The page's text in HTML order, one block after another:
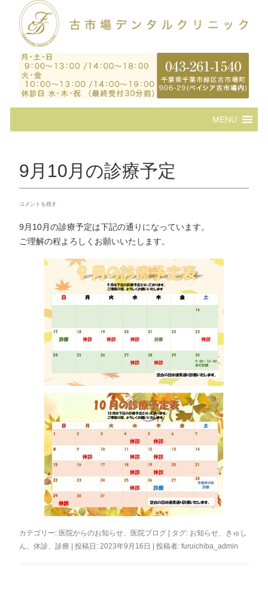
ツ
へ
ス
プ
MENU
9月10月の診療予定
コメントを残す
9月10月の診療予定は下記の通りになっています。
ご理解の程よろしくお願いいたします。
カテゴリー: 医院からのお知らせ、 医院ブログ | タグ: お知らせ、
きゅし
ん、休診、診療 | 投稿日:2023年9月16日 |投稿者:furuichiba_admin